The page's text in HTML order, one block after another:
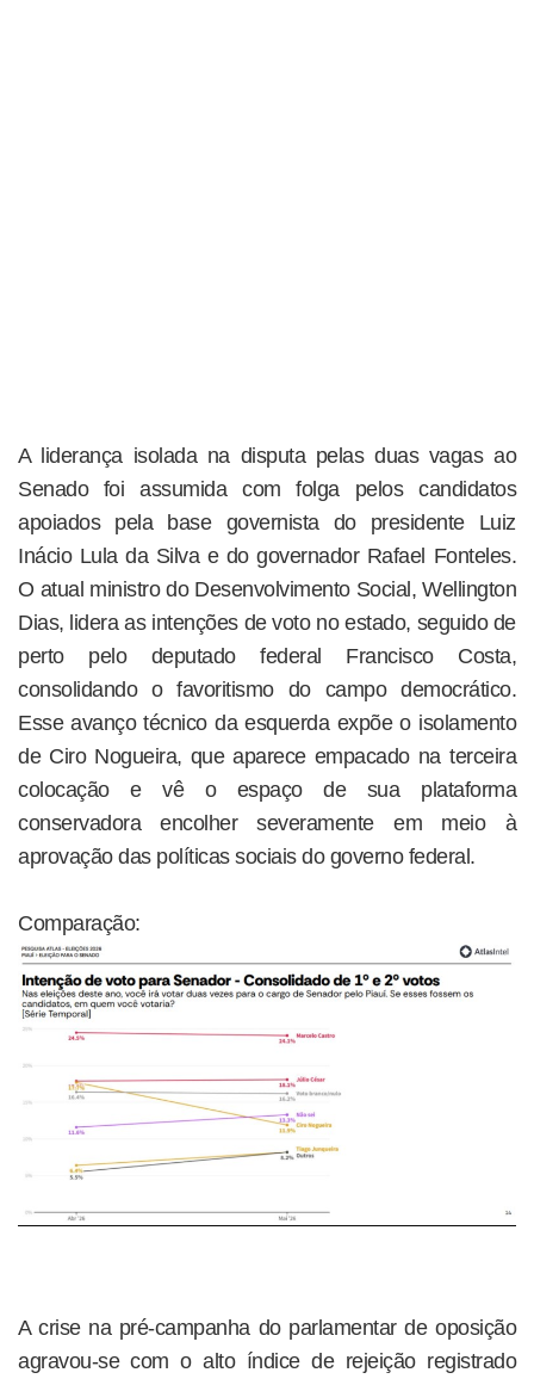
A liderança isolada na disputa pelas duas vagas ao
Senado foi assumida com folga pelos candidatos
apoiados pela base governista do presidente Luiz
Inácio Lula da Silva e do governador Rafael Fonteles.
O atual ministro do Desenvolvimento Social, Wellington
Dias, lidera as intenções de voto no estado, seguido de
perto pelo deputado federal Francisco Costa,
consolidando o favoritismo do campo democrático.
Esse avanço técnico da esquerda expõe o isolamento
de Ciro Nogueira, que aparece empacado na terceira
colocação e vê o espaço de sua plataforma
conservadora encolher severamente em meio à
aprovação das políticas sociais do governo federal.
Comparação:
A crise na pré-campanha do parlamentar de oposição
agravou-se com o alto índice de rejeição registrado